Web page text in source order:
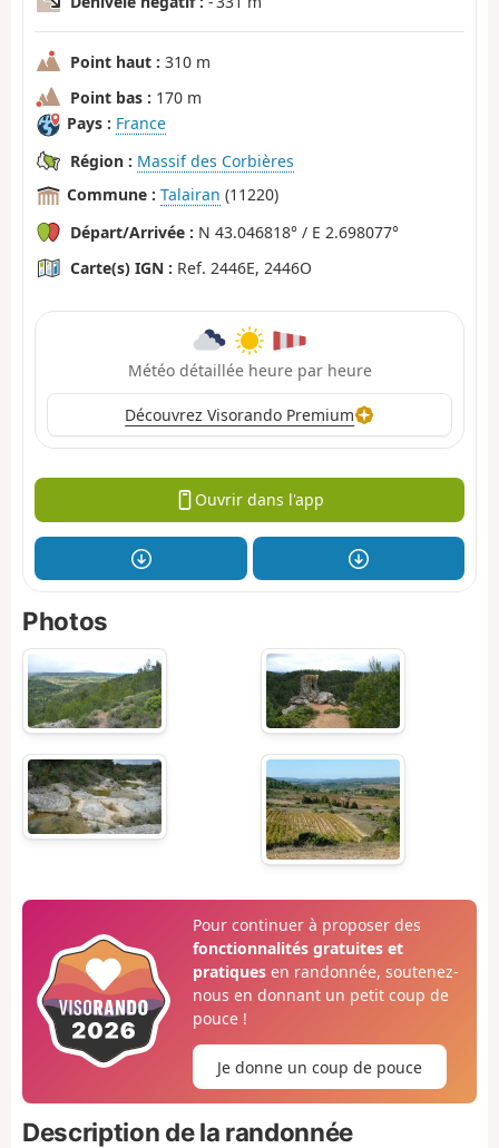
Point haut : 310 m
Point bas : 170 m
Pays : France
Région : Massif des Corbières
Commune : Talairan (11220)
Départ/Arrivée : N 43.046818° / E 2.698077°
Carte(s) IGN : Ref. 2446E, 2446O
Météo détaillée heure par heure
Découvrez Visorando Premium
Ouvrir dans l'app
Photos
Pour continuer à proposer des
fonctionnalités gratuites et
pratiquesen randonnée, soutenez-
nous en donnant un petit coup de
pouce !
Je donne un coup de pouce
Description de la randonnée